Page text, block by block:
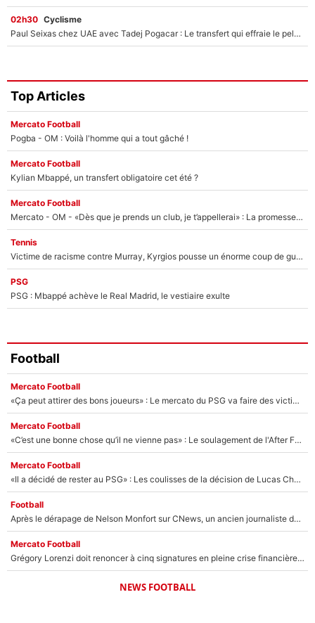
02h30 Cyclisme
Paul Seixas chez UAE avec Tadej Pogacar : Le transfert qui effraie le peloton, «c’est la pire des choses qui puisse arriver»
Top Articles
Mercato Football
Pogba - OM : Voilà l'homme qui a tout gâché !
Mercato Football
Kylian Mbappé, un transfert obligatoire cet été ?
Mercato Football
Mercato - OM - «Dès que je prends un club, je t’appellerai» : La promesse de Marcelino au moment de claquer la porte
Tennis
Victime de racisme contre Murray, Kyrgios pousse un énorme coup de gueule !
PSG
PSG : Mbappé achève le Real Madrid, le vestiaire exulte
Football
Mercato Football
«Ça peut attirer des bons joueurs» : Le mercato du PSG va faire des victimes dans l'effectif de Luis Enrique ?
Mercato Football
«C’est une bonne chose qu’il ne vienne pas» : Le soulagement de l'After Foot après le transfert avorté de Yan Diomandé au PSG
Mercato Football
«Il a décidé de rester au PSG» : Les coulisses de la décision de Lucas Chevalier pour son transfert
Football
Après le dérapage de Nelson Monfort sur CNews, un ancien journaliste de France Télévisions relance la polémique sur les incendies en Gironde
Mercato Football
Grégory Lorenzi doit renoncer à cinq signatures en pleine crise financière : L’IA propose sept noms à l’OM pour un mercato réussi... à seulement 5M€ !
NEWS FOOTBALL